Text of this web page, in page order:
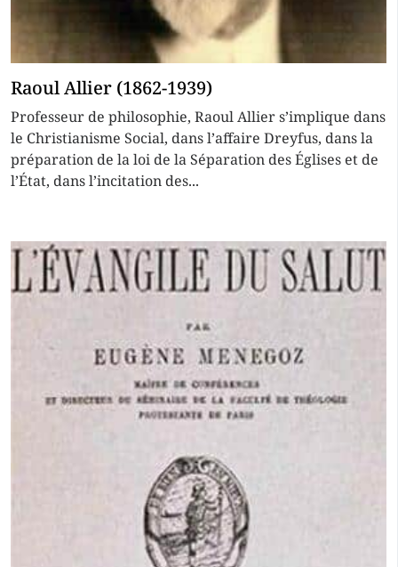
Raoul Allier (1862-1939)
Professeur de philosophie, Raoul Allier s’implique dans
le Christianisme Social, dans l’affaire Dreyfus, dans la
préparation de la loi de la Séparation des Églises et de
l’État, dans l’incitation des...